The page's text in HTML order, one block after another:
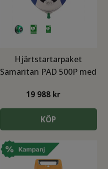
Hjärtstartarpaket
Samaritan PAD 500P med
inomhusskåp
19 988 kr
KÖP